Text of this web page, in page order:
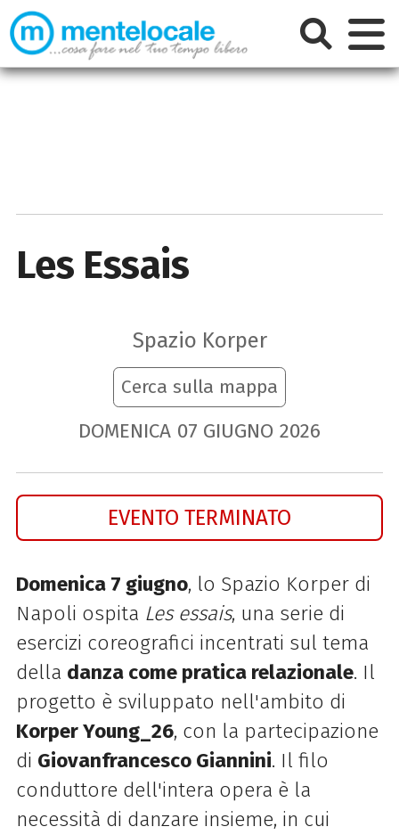
Les Essais
Spazio Korper
Cerca sulla mappa
DOMENICA 07 GIUGNO 2026
EVENTO TERMINATO
Domenica 7 giugno, lo Spazio Korper di
Napoli ospita Les essais, una serie di
esercizi coreografici incentrati sul tema
della danza come pratica relazionale. Il
progetto è sviluppato nell'ambito di
Korper Young_26, con la partecipazione
di Giovanfrancesco Giannini. Il filo
conduttore dell'intera opera è la
necessità di danzare insieme, in cui